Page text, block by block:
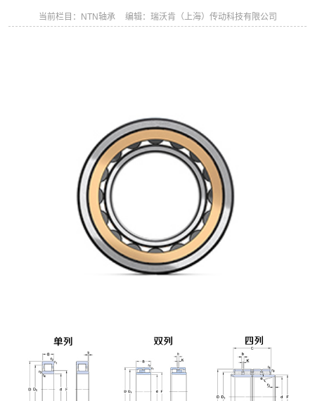
当前栏目：NTN轴承 编辑：瑞沃肯（上海）传动科技有限公司